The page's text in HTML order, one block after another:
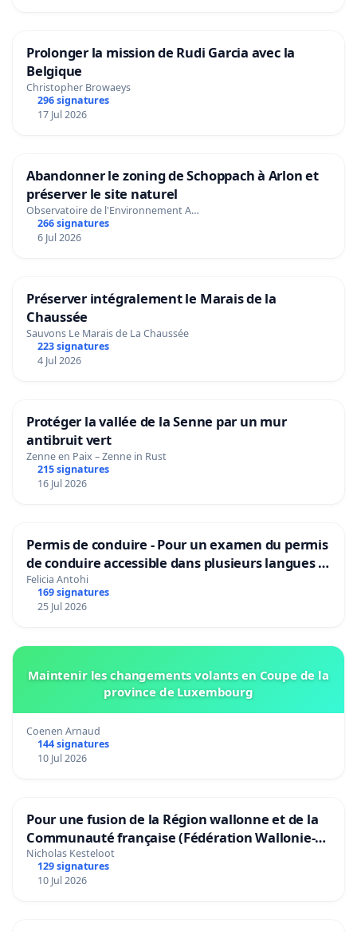
Prolonger la mission de Rudi Garcia avec la
Belgique
Christopher Browaeys
296 signatures
17 Jul 2026
Abandonner le zoning de Schoppach à Arlon et
préserver le site naturel
Observatoire de l'Environnement A…
266 signatures
6 Jul 2026
Préserver intégralement le Marais de la
Chaussée
Sauvons Le Marais de La Chaussée
223 signatures
4 Jul 2026
Protéger la vallée de la Senne par un mur
antibruit vert
Zenne en Paix – Zenne in Rust
215 signatures
16 Jul 2026
Permis de conduire - Pour un examen du permis
de conduire accessible dans plusieurs langues à
Bruxelles
Felicia Antohi
169 signatures
25 Jul 2026
Maintenir les changements volants en Coupe de la
province de Luxembourg
Coenen Arnaud
144 signatures
10 Jul 2026
Pour une fusion de la Région wallonne et de la
Communauté française (Fédération Wallonie-
Bruxelles)
Nicholas Kesteloot
129 signatures
10 Jul 2026